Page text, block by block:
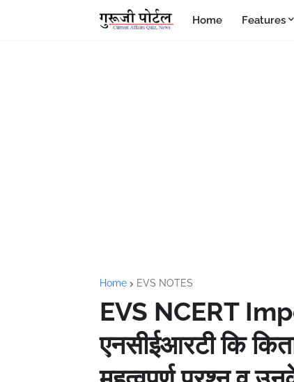
Home Features
Home EVS NOTES
EVS NCERT
एनसीईआरटी कि